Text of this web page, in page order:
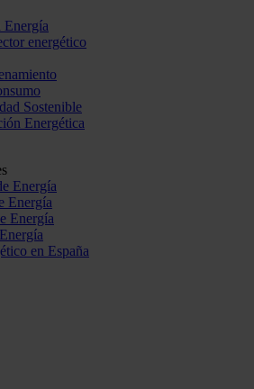
Energía
energético
Sostenible
Energética
Energía
Energía
Energía
en España